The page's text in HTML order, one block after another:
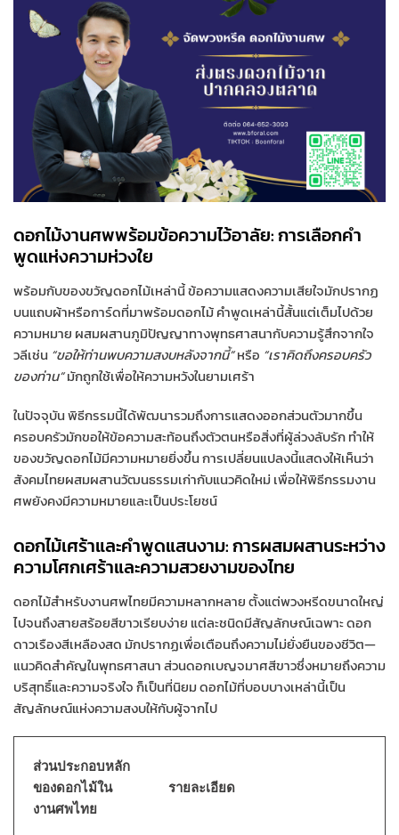
ดอกไม้งานศพพร้อมข้อความไว้อาลัย: การเลือกคำ
พูดแห่งความห่วงใย
พร้อมกับของขวัญดอกไม้เหล่านี้ ข้อความแสดงความเสียใจมักปรากฏ
บนแถบผ้าหรือการ์ดที่มาพร้อมดอกไม้ คำพูดเหล่านี้สั้นแต่เต็มไปด้วย
ความหมาย ผสมผสานภูมิปัญญาทางพุทธศาสนากับความรู้สึกจากใจ
วลีเช่น “ขอให้ท่านพบความสงบหลังจากนี้”หรือ “เราคิดถึงครอบครัว
ของท่าน”มักถูกใช้เพื่อให้ความหวังในยามเศร้า
ในปัจจุบัน พิธีกรรมนี้ได้พัฒนารวมถึงการแสดงออกส่วนตัวมากขึ้น
ครอบครัวมักขอให้ข้อความสะท้อนถึงตัวตนหรือสิ่งที่ผู้ล่วงลับรัก ทำให้
ของขวัญดอกไม้มีความหมายยิ่งขึ้น การเปลี่ยนแปลงนี้แสดงให้เห็นว่า
สังคมไทยผสมผสานวัฒนธรรมเก่ากับแนวคิดใหม่ เพื่อให้พิธีกรรมงาน
ศพยังคงมีความหมายและเป็นประโยชน์
ดอกไม้เศร้าและคำพูดแสนงาม: การผสมผสานระหว่าง
ความโศกเศร้าและความสวยงามของไทย
ดอกไม้สำหรับงานศพไทยมีความหลากหลาย ตั้งแต่พวงหรีดขนาดใหญ่
ไปจนถึงสายสร้อยสีขาวเรียบง่าย แต่ละชนิดมีสัญลักษณ์เฉพาะ ดอก
ดาวเรืองสีเหลืองสด มักปรากฏเพื่อเตือนถึงความไม่ยั่งยืนของชีวิต—
แนวคิดสำคัญในพุทธศาสนา ส่วนดอกเบญจมาศสีขาวซึ่งหมายถึงความ
บริสุทธิ์และความจริงใจ ก็เป็นที่นิยม ดอกไม้ที่บอบบางเหล่านี้เป็น
สัญลักษณ์แห่งความสงบให้กับผู้จากไป
ส่วนประกอบหลัก
ของดอกไม้ใน
งานศพไทย
รายละเอียด